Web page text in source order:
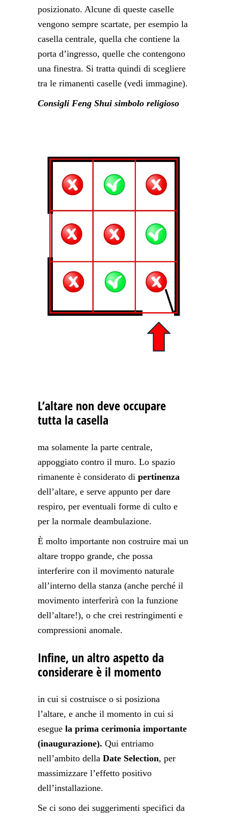
posizionato. Alcune di queste caselle
vengono sempre scartate, per esempio la
casella centrale, quella che contiene la
porta d’ingresso, quelle che contengono
una finestra. Si tratta quindi di scegliere
tra le rimanenti caselle (vedi immagine).
Consigli Feng Shui simbolo religioso
L’altare non deve occupare
tutta la casella
ma solamente la parte centrale,
appoggiato contro il muro. Lo spazio
rimanente è considerato di pertinenza
dell’altare, e serve appunto per dare
respiro, per eventuali forme di culto e
per la normale deambulazione.
È molto importante non costruire mai un
altare troppo grande, che possa
interferire con il movimento naturale
all’interno della stanza (anche perché il
movimento interferirà con la funzione
dell’altare!), o che crei restringimenti e
compressioni anomale.
Infine, un altro aspetto da
considerare è il momento
in cui si costruisce o si posiziona
l’altare, e anche il momento in cui si
esegue la prima cerimonia importante
(inaugurazione). Qui entriamo
nell’ambito della Date Selection, per
massimizzare l’effetto positivo
dell’installazione.
Se ci sono dei suggerimenti specifici da